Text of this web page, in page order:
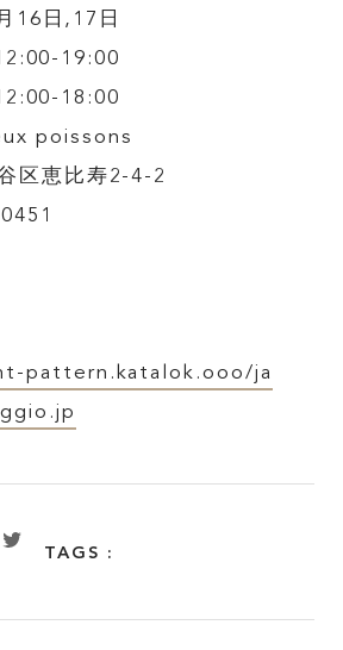
KATALOKooo
16日,17日
19:00
18:00
poissons
恵比寿2-4-2
pattern.katalok.ooo/ja
TAGS :